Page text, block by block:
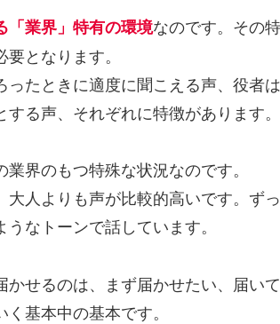
「業界」特有の環境なのです。その
となります。
たときに適度に聞こえる声、役者
る声、それぞれに特徴があります。
界のもつ特殊な状況なのです。
人よりも声が比較的高いです。ず
なトーンで話しています。
せるのは、まず届かせたい、届い
基本中の基本です。